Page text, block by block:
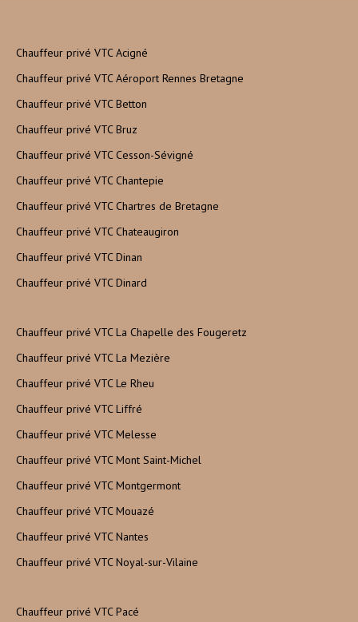
Chauffeur privé VTC Acigné
Chauffeur privé VTC Aéroport Rennes Bretagne
Chauffeur privé VTC Betton
Chauffeur privé VTC Bruz
Chauffeur privé VTC Cesson-Sévigné
Chauffeur privé VTC Chantepie
Chauffeur privé VTC Chartres de Bretagne
Chauffeur privé VTC Chateaugiron
Chauffeur privé VTC Dinan
Chauffeur privé VTC Dinard
Chauffeur privé VTC La Chapelle des Fougeretz
Chauffeur privé VTC La Mezière
Chauffeur privé VTC Le Rheu
Chauffeur privé VTC Liffré
Chauffeur privé VTC Melesse
Chauffeur privé VTC Mont Saint-Michel
Chauffeur privé VTC Montgermont
Chauffeur privé VTC Mouazé
Chauffeur privé VTC Nantes
Chauffeur privé VTC Noyal-sur-Vilaine
Chauffeur privé VTC Pacé